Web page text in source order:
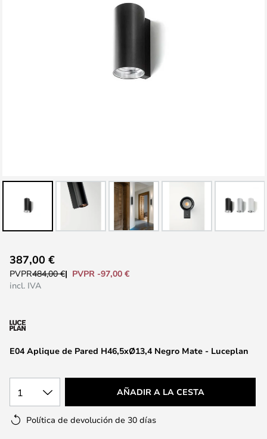
al
comienzo
galería
imágenes
E04 Aplique de Pared H46,5xØ13,4 Negro Mate - Luceplan
387,00 €
PVPR484,00 €
PVPR -97,00 €
incl. IVA
1 AÑADIR A LA CESTA
Política de devolución de 30 días